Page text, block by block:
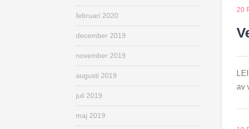
20
av
februari 2020
december 2019
november 2019
augusti 2019
juli 2019
maj 2019